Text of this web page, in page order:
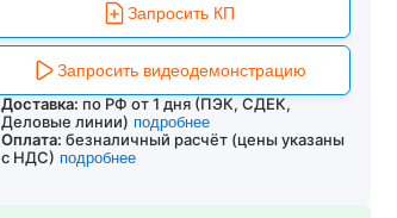
Запросить КП
Запросить видеодемонстрацию
Доставка: по РФ от 1 дня (ПЭК, СДЕК,
Деловые линии) подробнее
Оплата: безналичный расчёт (цены указаны
с НДС) подробнее